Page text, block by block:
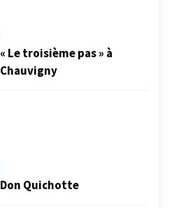
« Le troisième pas » à
Chauvigny
Don Quichotte